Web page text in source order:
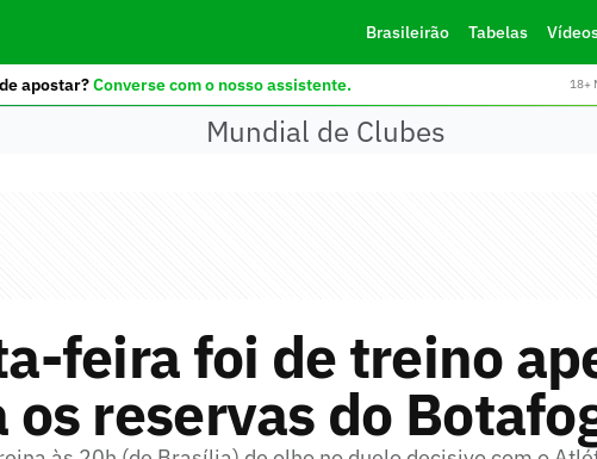
Brasileirão Tabelas
apostar?Converse com o nosso assistente. 18+
Mundial de Clubes
feira foi de treino
os reservas do